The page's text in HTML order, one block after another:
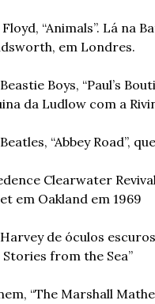
“Animals”. Lá na
em Londres.
Boys, “Paul’s
da Ludlow com a
“Abbey Road”,
Clearwater
em Oakland em 1969
Harvey de óculos
Stories from the Sea”
“The Marshall